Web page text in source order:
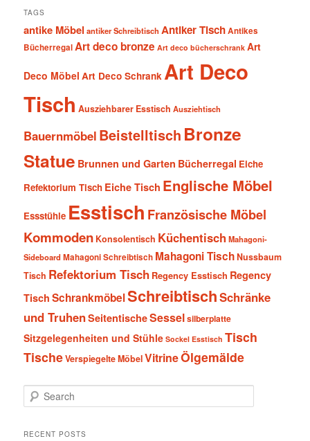
TAGS
antike Möbel antiker Schreibtisch Antiker TischAntikes
BücherregalArt deco bronze Art deco bücherschrank Art
Deco Möbel Art Deco Schrank Art Deco
Tisch Ausziehbarer Esstisch Ausziehtisch
Bauernmöbel Beistelltisch Bronze
Statue Brunnen und Garten Bücherregal Eiche
Refektorium Tisch Eiche Tisch Englische Möbel
Essstühle Esstisch Französische Möbel
Kommoden Konsolentisch Küchentisch Mahagoni-
SideboardMahagoni Schreibtisch Mahagoni TischNussbaum
Tisch Refektorium Tisch Regency Esstisch Regency
Tisch SchrankmöbelSchreibtischSchränke
und TruhenSeitentischeSesselsilberplatte
Sitzgelegenheiten und Stühle Sockel Esstisch Tisch
TischeVerspiegelte MöbelVitrineÖlgemälde
e
rRECENT POSTS